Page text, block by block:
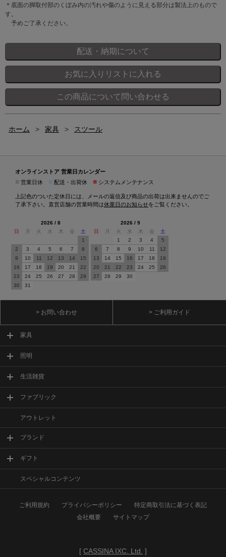
＊底面の脚取付部のくぼみ内の汚れや傷のように見える部分は製法上のもので
す。
予めご了承ください。
ホーム > 家具 > スツール
オンラインストア 営業日カレンダー
営業日休 配送・出荷休 ■ システムメンテナンス
上記色のついた定休日には、メールの返信及び商品の出荷は出来ませんのでご
了承下さい。直営店舗の営業時間は休業日のお知らせをご覧ください。
2026 / 8
日
月 火 水 木 金
土
1
2
3 4 5 6 7
8
9
10 11 12 13 14
15
16
17 18 19 20 21
22
23
24 25 26 27 28
29
30
31
2026 / 9
日
月 火 水 木 金
土
1
2 3 4
5
6
7 8 9 10 11
12
13
14 15 16 17 18
19
20
21 22 23 24 25
26
27
28 29 30
> お問い合わせ > ご利用ガイド
家具
照明
生活雑貨
ファブリック
アウトレット
ブランド
ギフト
スペシャルコンテンツ
ご利用規約 プライバシーポリシー
特定商取引法に基づく表記
会社概要
サイトマップ
[ CASSINA IXC. Ltd. ]